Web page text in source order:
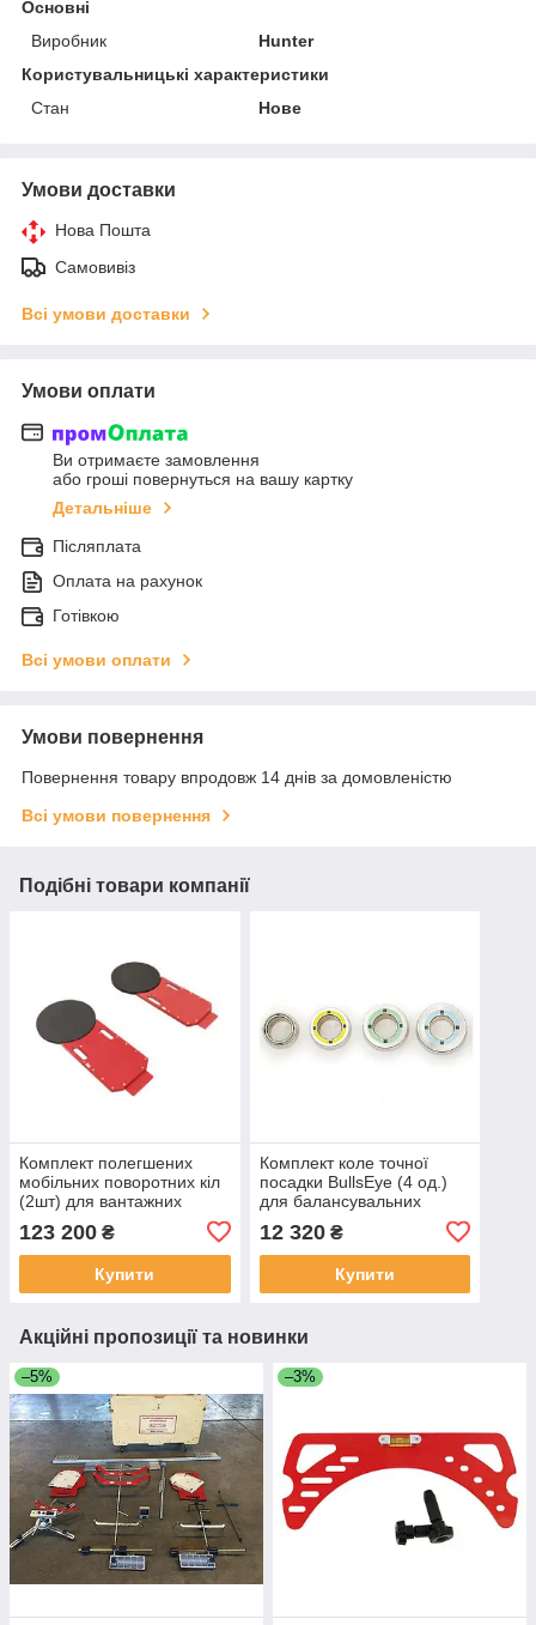
Основні
Виробник
Hunter
Користувальницькі характеристики
Стан
Нове
Умови доставки
Нова Пошта
Самовивіз
Всі умови доставки
Умови оплати
Ви отримаєте замовлення
або гроші повернуться на вашу картку
Детальніше
Післяплата
Оплата на рахунок
Готівкою
Всі умови оплати
Умови повернення
Повернення товару впродовж 14 днів за домовленістю
Всі умови повернення
Подібні товари компанії
Комплект полегшених
мобільних поворотних кіл
(2шт) для вантажних
HUNTER 20-3271-1 (США
123 200 ₴
Купити
Комплект коле точної
посадки BullsEye (4 од.)
для балансувальних
стендів HUNTER 20-2757-
1(США)
12 320₴
Купити
Акційні пропозиції та новинки
–5% –3%